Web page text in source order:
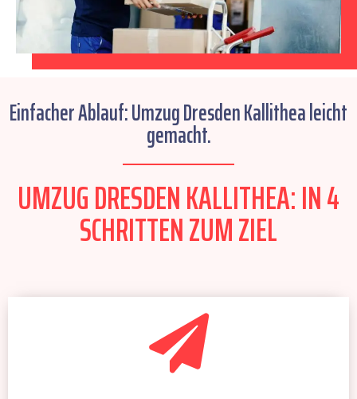
Einfacher Ablauf: Umzug Dresden Kallithea leicht
gemacht.
UMZUG DRESDEN KALLITHEA: IN 4
SCHRITTEN ZUM ZIEL